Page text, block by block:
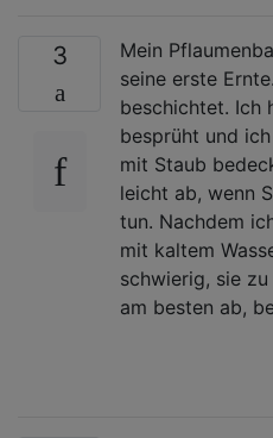
3
Mein
seine erste
beschichtet. Ich
besprüht und
mit Staub
leicht ab, wenn
tun. Nachdem
mit kaltem
schwierig, sie
am besten ab,